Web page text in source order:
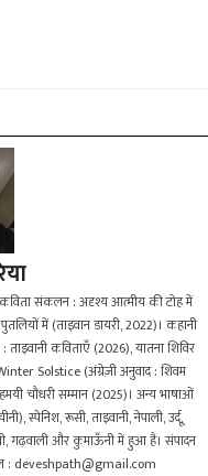
कविता संकलन : अदृश्य आत्मीय की टोह में
में (ताइवान डायरी, 2022)। कहानी
कविताएँ (2026), यातना शिविर
Solstice (अंग्रेज़ी अनुवाद : शिवम
चौधरी सम्मान (2025)। अन्य भाषाओं
स्पेनिश, रूसी, ताइवानी, नेपाली, उर्दू,
गढ़वाली और कुमाऊँनी में हुआ है। संपादन
: deveshpath@gmail.com